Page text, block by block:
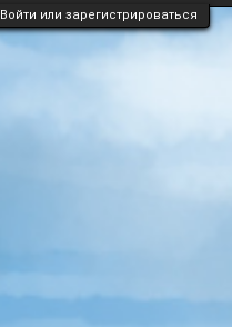
Войти или зарегистрироваться